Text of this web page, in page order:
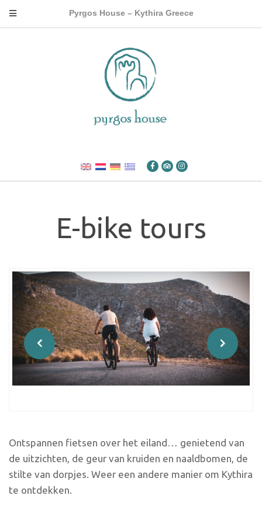
Pyrgos House – Kythira Greece
E-bike tours
Ontspannen fietsen over het eiland… genietend van
de uitzichten, de geur van kruiden en naaldbomen, de
stilte van dorpjes. Weer een andere manier om Kythira
te ontdekken.